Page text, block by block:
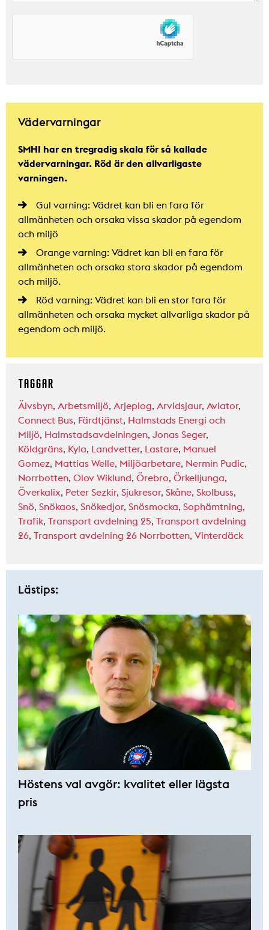
Vädervarningar
SMHI har en tregradig skala för så kallade
vädervarningar. Röd är den allvarligaste
varningen.
Gul varning: Vädret kan bli en fara för
allmänheten och orsaka vissa skador på egendom
och miljö
Orange varning: Vädret kan bli en fara för
allmänheten och orsaka stora skador på egendom
och miljö.
Röd varning: Vädret kan bli en stor fara för
allmänheten och orsaka mycket allvarliga skador på
egendom och miljö.
TAGGAR
Älvsbyn, Arbetsmiljö, Arjeplog, Arvidsjaur, Aviator,
Connect Bus, Färdtjänst, Halmstads Energi och
Miljö, Halmstadsavdelningen, Jonas Seger,
Köldgräns, Kyla, Landvetter, Lastare, Manuel
Gomez, Mattias Welle, Miljöarbetare, Nermin Pudic,
Norrbotten, Olov Wiklund, Örebro, Örkelljunga,
Överkalix, Peter Sezkir, Sjukresor, Skåne, Skolbuss,
Snö, Snökaos, Snökedjor, Snösmocka, Sophämtning,
Trafik, Transport avdelning 25, Transport avdelning
26, Transport avdelning 26 Norrbotten, Vinterdäck
Lästips:
Höstens val avgör: kvalitet eller lägsta
pris